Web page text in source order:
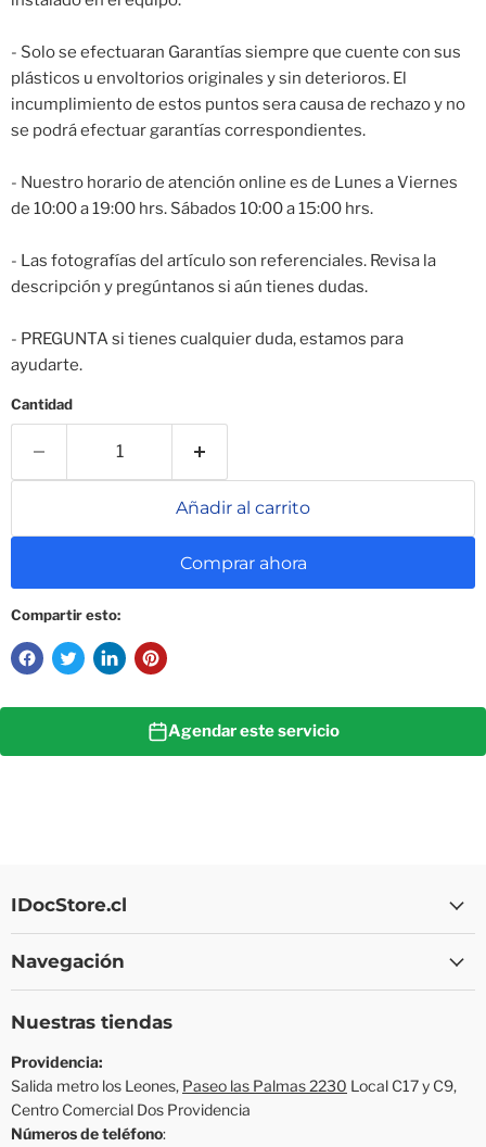
- Solo se efectuaran Garantías siempre que cuente con sus
plásticos u envoltorios originales y sin deterioros. El
incumplimiento de estos puntos sera causa de rechazo y no
se podrá efectuar garantías correspondientes.
- Nuestro horario de atención online es de Lunes a Viernes
de 10:00 a 19:00 hrs. Sábados 10:00 a 15:00 hrs.
- Las fotografías del artículo son referenciales. Revisa la
descripción y pregúntanos si aún tienes dudas.
- PREGUNTA si tienes cualquier duda, estamos para
ayudarte.
Cantidad
Añadir al carrito
Comprar ahora
Compartir esto:
Agendar este servicio
IDocStore.cl
Navegación
Nuestras tiendas
Providencia:
Salida metro los Leones, Paseo las Palmas 2230 Local C17 y C9,
Centro Comercial Dos Providencia
Números de teléfono: